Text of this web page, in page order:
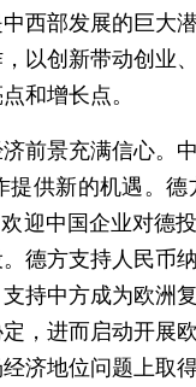
西部发展的巨大
以创新带动创业、
和增长点。
景充满信心。
供新的机遇。德
迎中国企业对德
德方支持人民币
持中方成为欧洲
，进而启动开展
济地位问题上取得